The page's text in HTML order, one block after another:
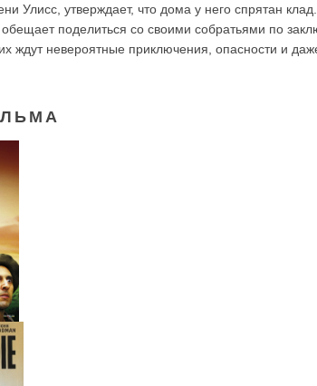
Улисс, утверждает, что дома у него спрятан
поделиться со своими собратьями по
ждут невероятные приключения, опасности и